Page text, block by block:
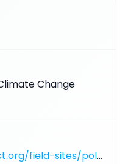
Change
https://eu-interact.org/field-sites/polar-environment-atmospheric-research-laboratory-pearl